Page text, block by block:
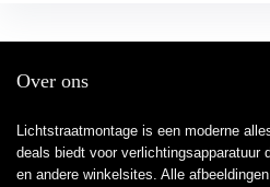
Over ons
Lichtstraatmontage is een moderne
deals biedt voor verlichtingsapparatuur
en andere winkelsites. Alle